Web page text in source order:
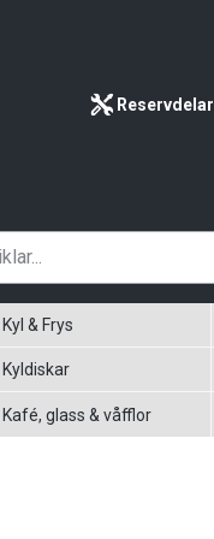
Reservdelar
Kyl & Frys
Kyldiskar
Kafé, glass & våfflor